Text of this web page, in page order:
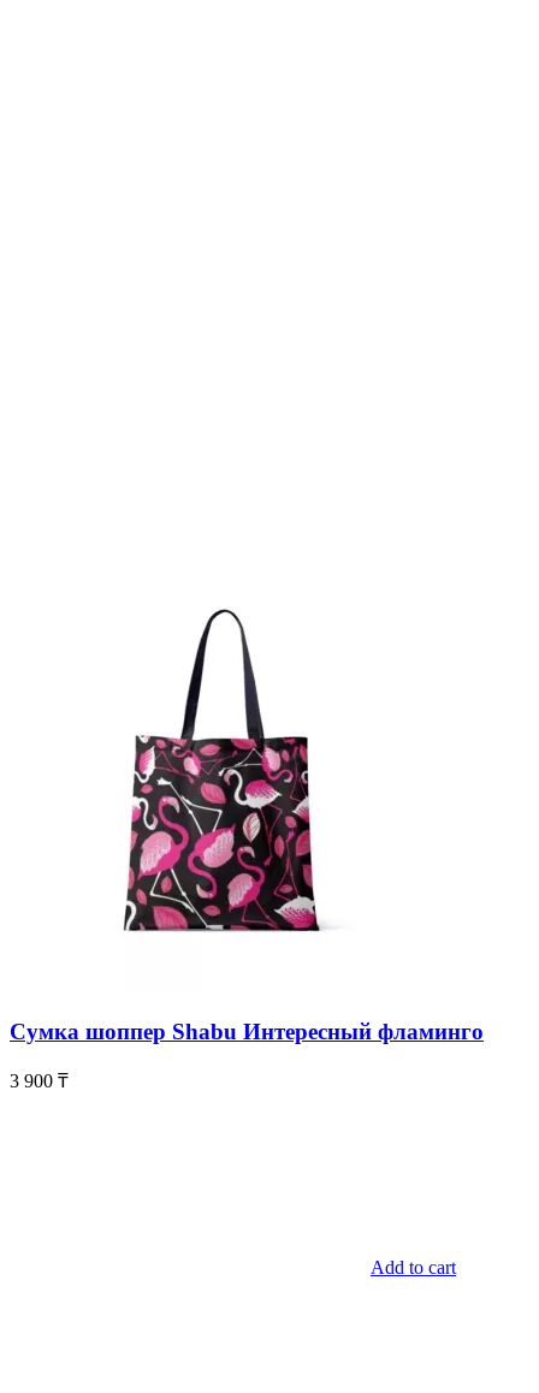
Сумка шоппер Shabu Интересный фламинго
3 900 ₸
Add to cart